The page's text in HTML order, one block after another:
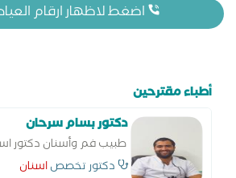
اضغط لاظهار ارقام
أطباء مقترحين
دكتور بسام سرحان
طبيب فم وأسنان دكتور
اسنان اطفال، تجميل
دكتور تخصصاسنان